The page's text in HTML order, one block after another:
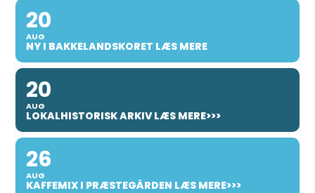
20
AUG
NY I BAKKELANDSKORET LÆS MERE
20
AUG
LOKALHISTORISK ARKIV LÆS MERE>>>
26
AUG
KAFFEMIX I PRÆSTEGÅRDEN LÆS MERE>>>